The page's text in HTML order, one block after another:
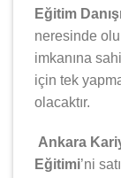
Eğitim
neresinde
imkanına
için tek
olacaktır.
Ankara
Eğitimi’ni